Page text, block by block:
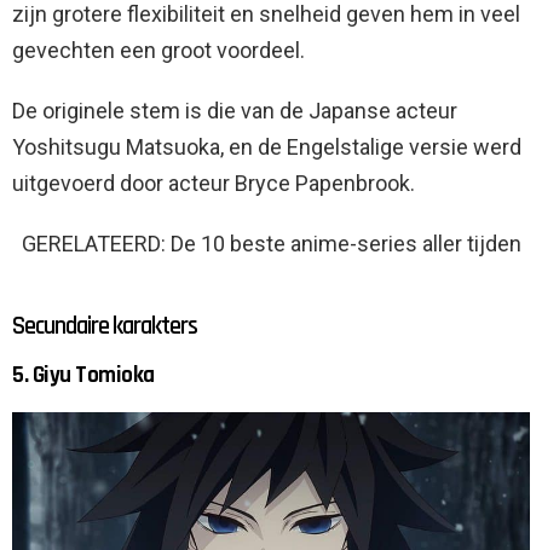
zijn grotere flexibiliteit en snelheid geven hem in veel
gevechten een groot voordeel.
De originele stem is die van de Japanse acteur
Yoshitsugu Matsuoka, en de Engelstalige versie werd
uitgevoerd door acteur Bryce Papenbrook.
GERELATEERD: De 10 beste anime-series aller tijden
Secundaire karakters
5. Giyu Tomioka